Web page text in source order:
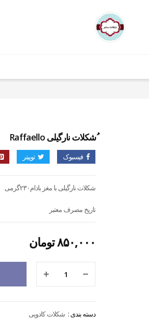
ُشکلات نارگیلی Raffaello
فیسبوک توییتر
شکلات نارگیلی با مغز بادام۲۳۰گرمی
تاریخ مصرف معتبر
۸۵۰,۰۰۰تومان
دسته بندی : شکلات کادویی